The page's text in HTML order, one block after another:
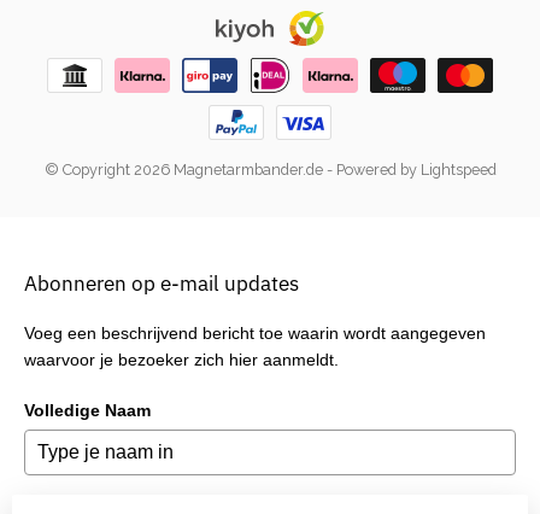
© Copyright 2026 Magnetarmbander.de- Powered by Lightspeed
Abonneren op e-mail updates
Voeg een beschrijvend bericht toe waarin wordt aangegeven
waarvoor je bezoeker zich hier aanmeldt.
Volledige Naam